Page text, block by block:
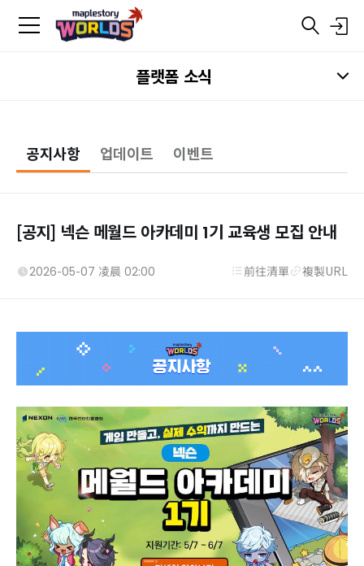
플랫폼 소식
공지사항 업데이트 이벤트
[공지] 넥슨 메월드 아카데미 1기 교육생 모집 안내
2026-05-07 凌晨 02:00 前往清單 複製URL